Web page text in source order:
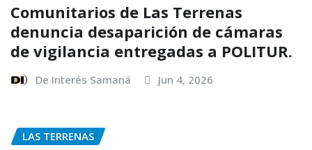
Comunitarios de Las Terrenas
denuncia desaparición de cámaras
de vigilancia entregadas a POLITUR.
De Interés Samaná Jun 4, 2026
LAS TERRENAS